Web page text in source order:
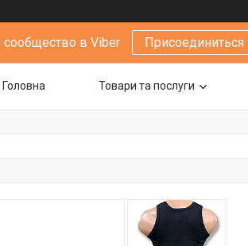
сообщество в Viber Присоединиться
Головна Товари та послуги